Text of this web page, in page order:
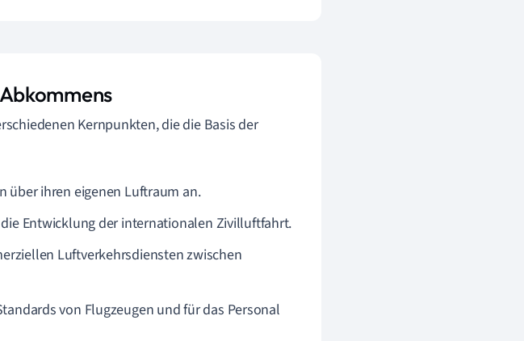
Kernpunkten, die die Basis der
über ihren eigenen Luftraum an.
Entwicklung der internationalen Zivilluftfahrt.
Luftverkehrsdiensten zwischen
von Flugzeugen und für das Personal